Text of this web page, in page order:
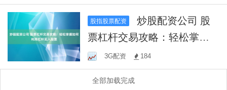
股指股票配资
炒股配资公司 股
票杠杆交易攻略：轻松掌握
如何利用杠杆买入股票
3G配资 184
全部加载完成